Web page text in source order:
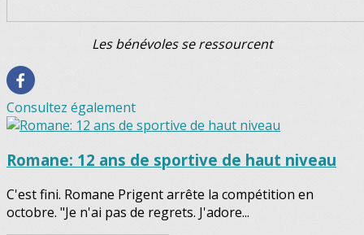
Les bénévoles se ressourcent
Consultez également
Romane: 12 ans de sportive de haut niveau
C'est fini. Romane Prigent arrête la compétition en
octobre. "Je n'ai pas de regrets. J'adore...